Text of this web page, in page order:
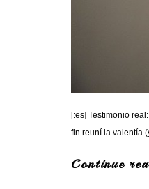
[:es] Testimonio
fin reuní la valentía
Continue